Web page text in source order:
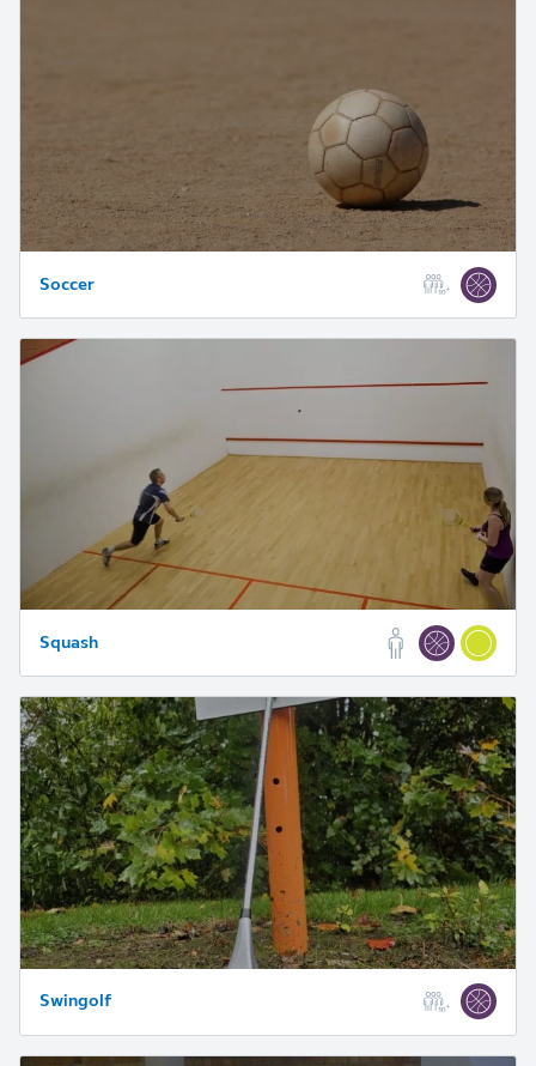
Soccer
Squash
Swingolf